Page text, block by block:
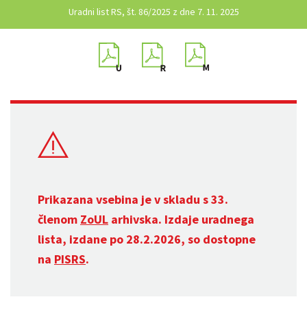
Uradni list RS, št. 86/2025 z dne 7. 11. 2025
Prikazana vsebina je v skladu s 33.
členom ZoUL arhivska. Izdaje uradnega
lista, izdane po 28.2.2026, so dostopne
na PISRS.